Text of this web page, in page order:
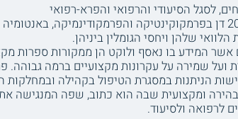
לסגל הסיעודי והרפואי והפרא-רפואי
הספר במהדורתו השנייה והמורחבת-2021 דן בפרמקוקינטיקה
שלהן ויחסי הגומלין ביניהן.
המידע בו נאסף ולוקט הן ממקורות ספרות
ועל שמירה על עקרונות מקצועיים ברמה גבוהה.
הניתנות במסגרת הטיפול בקהילה
ומקצועית שבה הוא כתוב, שפה המנגישה
לרפואה ולסיעוד.